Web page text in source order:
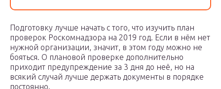
Подготовку лучше начать с того, что изучить план
проверок Роскомнадзора на 2019 год. Если в нём нет
нужной организации, значит, в этом году можно не
бояться. О плановой проверке дополнительно
приходит предупреждение за 3 дня до неё, но на
всякий случай лучше держать документы в порядке
постоянно.